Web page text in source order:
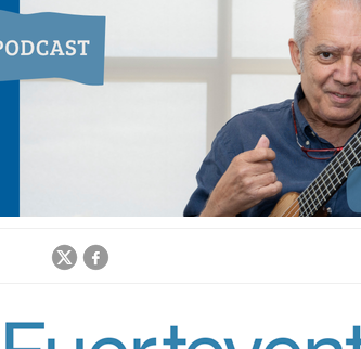
Jump to navigation